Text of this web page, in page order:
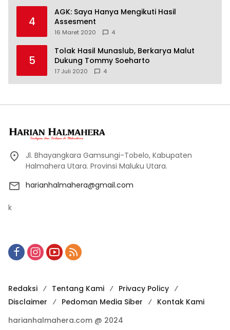
4
AGK: Saya Hanya Mengikuti Hasil
Assesment
16 Maret 2020 4
5
Tolak Hasil Munaslub, Berkarya Malut
Dukung Tommy Soeharto
17 Juli 2020 4
Jl. Bhayangkara Gamsungi-Tobelo, Kabupaten
Halmahera Utara. Provinsi Maluku Utara.
harianhalmahera@gmail.com
k
Redaksi Tentang Kami
Privacy Policy
Disclaimer
Pedoman Media Siber
Kontak Kami
harianhalmahera.com @ 2024